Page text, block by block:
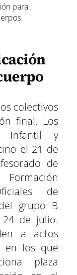
para
colectivos
final. Los
Infantil y
el 21 de
de
de
grupo B
de julio.
a actos
en los que
plaza